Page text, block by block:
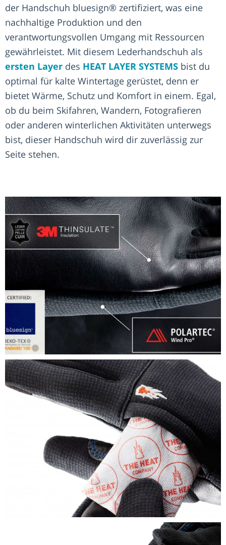
der Handschuh bluesign® zertifiziert, was eine
nachhaltige Produktion und den
verantwortungsvollen Umgang mit Ressourcen
gewährleistet. Mit diesem Lederhandschuh als
ersten Layer des HEAT LAYER SYSTEMS bist du
optimal für kalte Wintertage gerüstet, denn er
bietet Wärme, Schutz und Komfort in einem. Egal,
ob du beim Skifahren, Wandern, Fotografieren
oder anderen winterlichen Aktivitäten unterwegs
bist, dieser Handschuh wird dir zuverlässig zur
Seite stehen.